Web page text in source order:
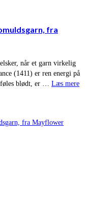
fra
når et garn virkelig
(1411) er ren energi på
føles blødt, er … Læs mere